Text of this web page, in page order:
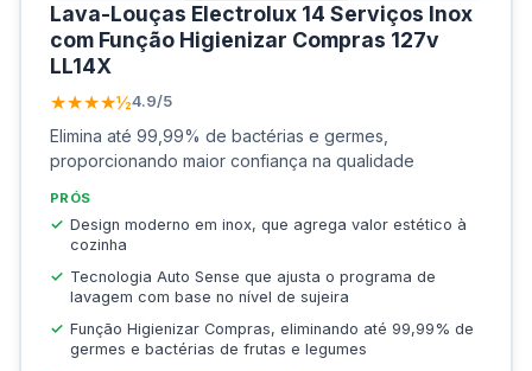
Lava-Louças Electrolux 14 Serviços Inox
com Função Higienizar Compras 127v
LL14X
★★★★½4.9/5
Elimina até 99,99% de bactérias e germes,
proporcionando maior confiança na qualidade
PRÓS
Design moderno em inox, que agrega valor estético à
cozinha
Tecnologia Auto Sense que ajusta o programa de
lavagem com base no nível de sujeira
Função Higienizar Compras, eliminando até 99,99% de
germes e bactérias de frutas e legumes